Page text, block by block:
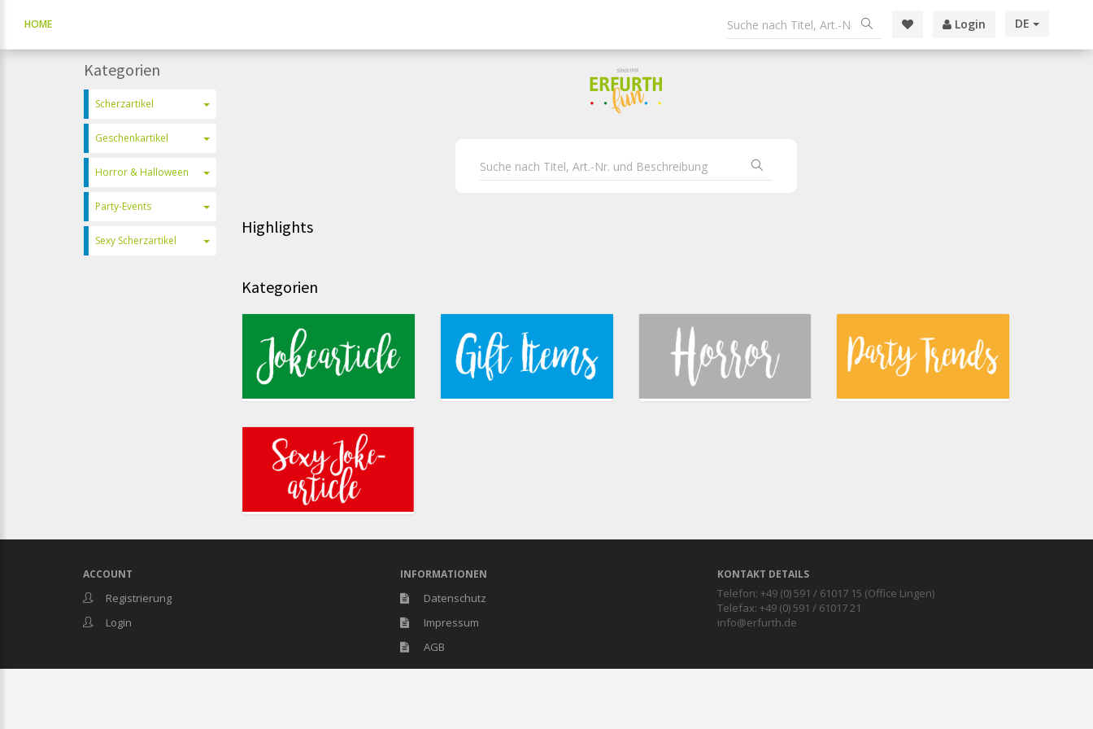
Login DE
HOME
Kategorien
Scherzartikel
Geschenkartikel
Horror & Halloween
Party-Events
Sexy Scherzartikel
Highlights
Kategorien
ACCOUNT
Registrierung
Login
INFORMATIONEN
Datenschutz
Impressum
AGB
KONTAKT DETAILS
Telefon: +49 (0) 591 / 61017 15 (Office Lingen)
Telefax: +49 (0) 591 / 61017 21
info@erfurth.de